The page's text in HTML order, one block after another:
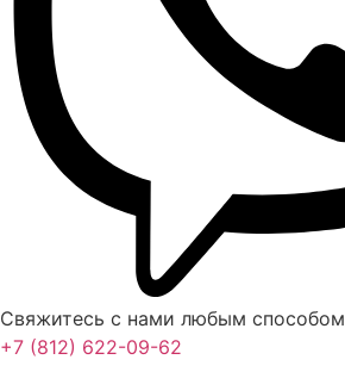
Свяжитесь с нами любым способом
+7 (812) 622-09-62